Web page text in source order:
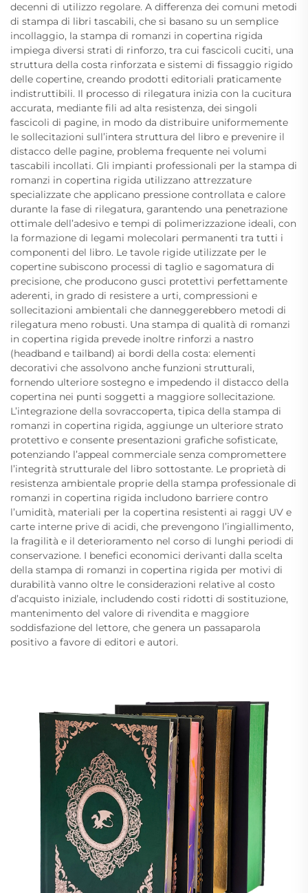
decenni di utilizzo regolare. A differenza dei comuni metodi
di stampa di libri tascabili, che si basano su un semplice
incollaggio, la stampa di romanzi in copertina rigida
impiega diversi strati di rinforzo, tra cui fascicoli cuciti, una
struttura della costa rinforzata e sistemi di fissaggio rigido
delle copertine, creando prodotti editoriali praticamente
indistruttibili. Il processo di rilegatura inizia con la cucitura
accurata, mediante fili ad alta resistenza, dei singoli
fascicoli di pagine, in modo da distribuire uniformemente
le sollecitazioni sull’intera struttura del libro e prevenire il
distacco delle pagine, problema frequente nei volumi
tascabili incollati. Gli impianti professionali per la stampa di
romanzi in copertina rigida utilizzano attrezzature
specializzate che applicano pressione controllata e calore
durante la fase di rilegatura, garantendo una penetrazione
ottimale dell’adesivo e tempi di polimerizzazione ideali, con
la formazione di legami molecolari permanenti tra tutti i
componenti del libro. Le tavole rigide utilizzate per le
copertine subiscono processi di taglio e sagomatura di
precisione, che producono gusci protettivi perfettamente
aderenti, in grado di resistere a urti, compressioni e
sollecitazioni ambientali che danneggerebbero metodi di
rilegatura meno robusti. Una stampa di qualità di romanzi
in copertina rigida prevede inoltre rinforzi a nastro
(headband e tailband) ai bordi della costa: elementi
decorativi che assolvono anche funzioni strutturali,
fornendo ulteriore sostegno e impedendo il distacco della
copertina nei punti soggetti a maggiore sollecitazione.
L’integrazione della sovraccoperta, tipica della stampa di
romanzi in copertina rigida, aggiunge un ulteriore strato
protettivo e consente presentazioni grafiche sofisticate,
potenziando l’appeal commerciale senza compromettere
l’integrità strutturale del libro sottostante. Le proprietà di
resistenza ambientale proprie della stampa professionale di
romanzi in copertina rigida includono barriere contro
l’umidità, materiali per la copertina resistenti ai raggi UV e
carte interne prive di acidi, che prevengono l’ingiallimento,
la fragilità e il deterioramento nel corso di lunghi periodi di
conservazione. I benefici economici derivanti dalla scelta
della stampa di romanzi in copertina rigida per motivi di
durabilità vanno oltre le considerazioni relative al costo
d’acquisto iniziale, includendo costi ridotti di sostituzione,
mantenimento del valore di rivendita e maggiore
soddisfazione del lettore, che genera un passaparola
positivo a favore di editori e autori.